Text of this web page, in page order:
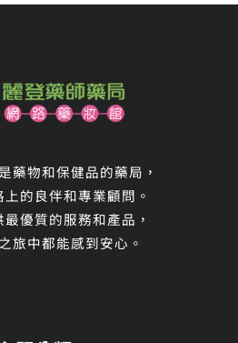
藥物和保健品的藥局，
的良伴和專業顧問。
優質的服務和產品，
旅中都能感到安心。